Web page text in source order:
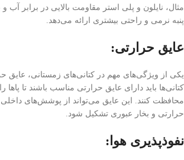
مثال، نایلون و پلی استر مقاومت بالایی در برابر آب و
پنبه نرمی و راحتی بیشتری ارائه می‌دهد.
عایق حرارتی:
یکی از ویژگی‌های مهم در کتانی‌های زمستانی، عایق
کتانی‌ها باید دارای عایق حرارتی مناسب باشند تا پاها
محافظت کنند. این عایق می‌تواند از پوشش‌های داخلی
حرارتی و بخار عبوری تشکیل شود.
نفوذپذیری هوا: